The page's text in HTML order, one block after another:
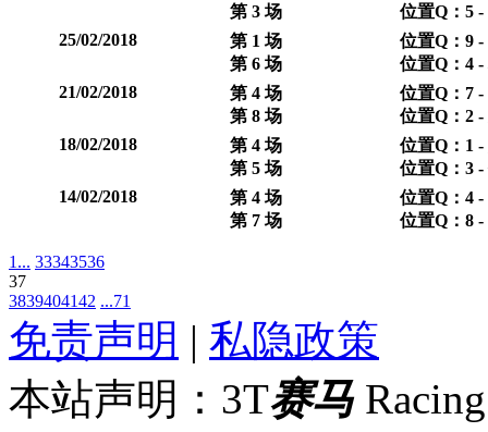
第 3 场
位置Q：5
25/02/2018
第 1 场
第 6 场
位置Q：9
位置Q：4
21/02/2018
第 4 场
第 8 场
位置Q：7
位置Q：2
18/02/2018
第 4 场
第 5 场
位置Q：1
位置Q：3
14/02/2018
第 4 场
第 7 场
位置Q：4
位置Q：8
1... 33343536
37
3839404142 ...71
免责声明 | 私隐政策
本站声明：3T赛马